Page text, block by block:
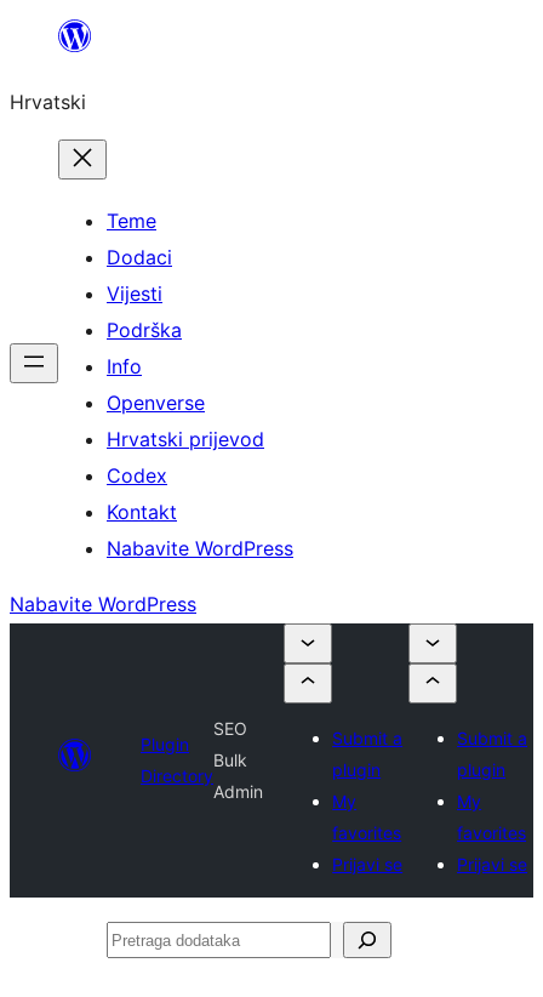
Skoči
sadržaja
Hrvatski
Teme
Dodaci
Vijesti
Podrška
Info
Openverse
Hrvatski prijevod
Codex
Kontakt
Nabavite WordPress
Nabavite WordPress
Plugin
Directory
SEO
Bulk
Admin
Submit a
plugin
My
favorites
Prijavi se
Submit a
plugin
My
favorites
Prijavi se
Pretraga